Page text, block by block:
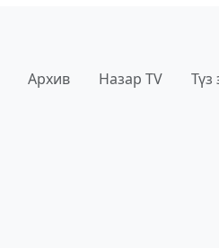
Архив Назар TV Түз